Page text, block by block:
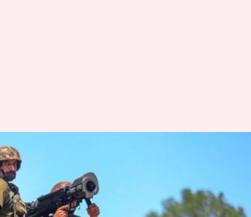
మరోసారి కాల్పులకు దిగిన
కౌంటర్ ఇచ్చిన భారత